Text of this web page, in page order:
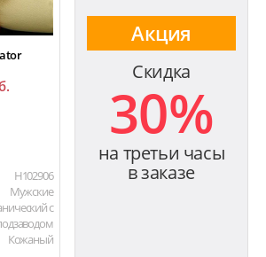
H102906
Мужские
с
Кожаный
Акция
Скидка
30%
на третьи часы
в заказе